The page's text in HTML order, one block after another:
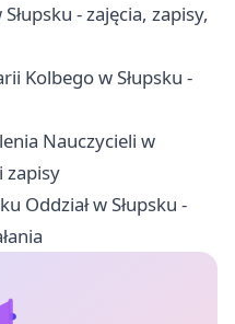
- zajęcia, zapisy,
Kolbego w Słupsku -
Nauczycieli w
zapisy
Oddział w Słupsku -